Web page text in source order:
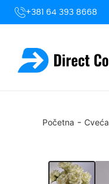
+381 64 393 8668
Početna -